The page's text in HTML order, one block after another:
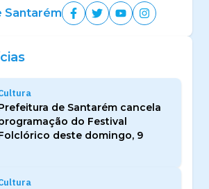
Santarém
de Santarém cancela
do Festival
deste domingo, 9